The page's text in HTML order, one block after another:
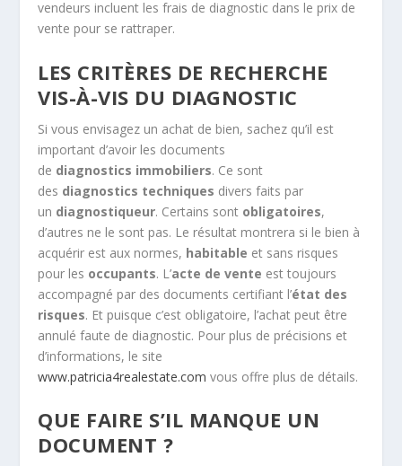
vendeurs incluent les frais de diagnostic dans le prix de
vente pour se rattraper.
LES CRITÈRES DE RECHERCHE
VIS-À-VIS DU DIAGNOSTIC
Si vous envisagez un achat de bien, sachez qu’il est
important d’avoir les documents
de diagnostics immobiliers. Ce sont
des diagnostics techniques divers faits par
un diagnostiqueur. Certains sont obligatoires,
d’autres ne le sont pas. Le résultat montrera si le bien à
acquérir est aux normes, habitable et sans risques
pour les occupants. L’acte de vente est toujours
accompagné par des documents certifiant l’état des
risques. Et puisque c’est obligatoire, l’achat peut être
annulé faute de diagnostic. Pour plus de précisions et
d’informations, le site
www.patricia4realestate.com vous offre plus de détails.
QUE FAIRE S’IL MANQUE UN
DOCUMENT ?